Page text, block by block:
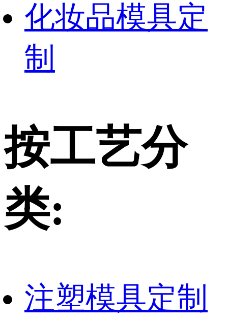
化妆品模具定
制
按工艺分
类:
注塑模具定制